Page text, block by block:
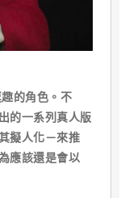
的角色。不
的一系列真人版
擬人化－來推
應該還是會以